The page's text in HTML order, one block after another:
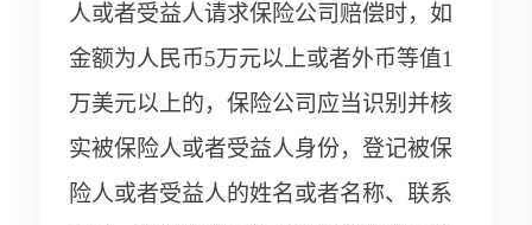
人或者受益人请求保险公司赔偿时，如
金额为人民币5万元以上或者外币等值1
万美元以上的，保险公司应当识别并核
实被保险人或者受益人身份，登记被保
险人或者受益人的姓名或者名称、联系